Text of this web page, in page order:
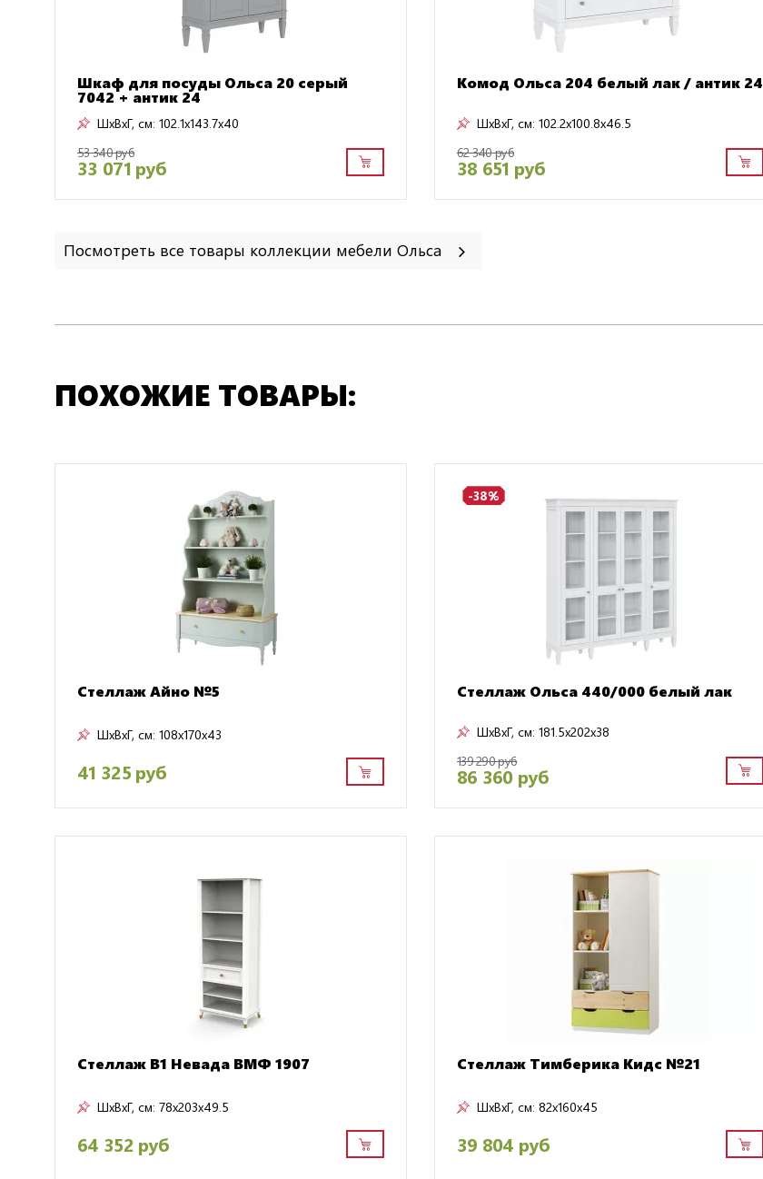
Шкаф для посуды Ольса 20 серый
7042 + антик 24
ШxВxГ, см: 102.1x143.7x40
53 340 руб
33 071 руб
Комод Ольса 204 белый лак / антик 24
ШxВxГ, см: 102.2x100.8x46.5
62 340 руб
38 651 руб
Посмотреть все товары коллекции мебели Ольса
ПОХОЖИЕ ТОВАРЫ:
Стеллаж Айно №5
ШxВxГ, см: 108x170x43
41 325 руб
-38%
Стеллаж Ольса 440/000 белый лак
ШxВxГ, см: 181.5x202x38
139 290 руб
86 360 руб
Стеллаж B1 Невада ВМФ 1907
ШxВxГ, см: 78x203x49.5
64 352 руб
Стеллаж Тимберика Кидс №21
ШxВxГ, см: 82x160x45
39 804 руб